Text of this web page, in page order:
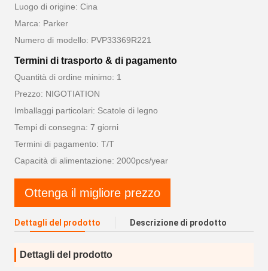
Luogo di origine: Cina
Marca: Parker
Numero di modello: PVP33369R221
Termini di trasporto & di pagamento
Quantità di ordine minimo: 1
Prezzo: NIGOTIATION
Imballaggi particolari: Scatole di legno
Tempi di consegna: 7 giorni
Termini di pagamento: T/T
Capacità di alimentazione: 2000pcs/year
Ottenga il migliore prezzo
Dettagli del prodotto Descrizione di prodotto
Dettagli del prodotto